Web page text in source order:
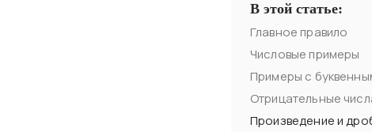
В этой статье:
Главное правило
Числовые примеры
Примеры с
Отрицательные
Произведение и